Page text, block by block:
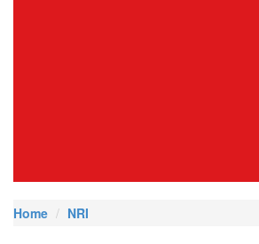
Home NRI